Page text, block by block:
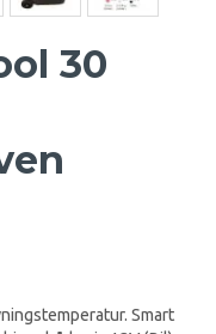
30
Smart